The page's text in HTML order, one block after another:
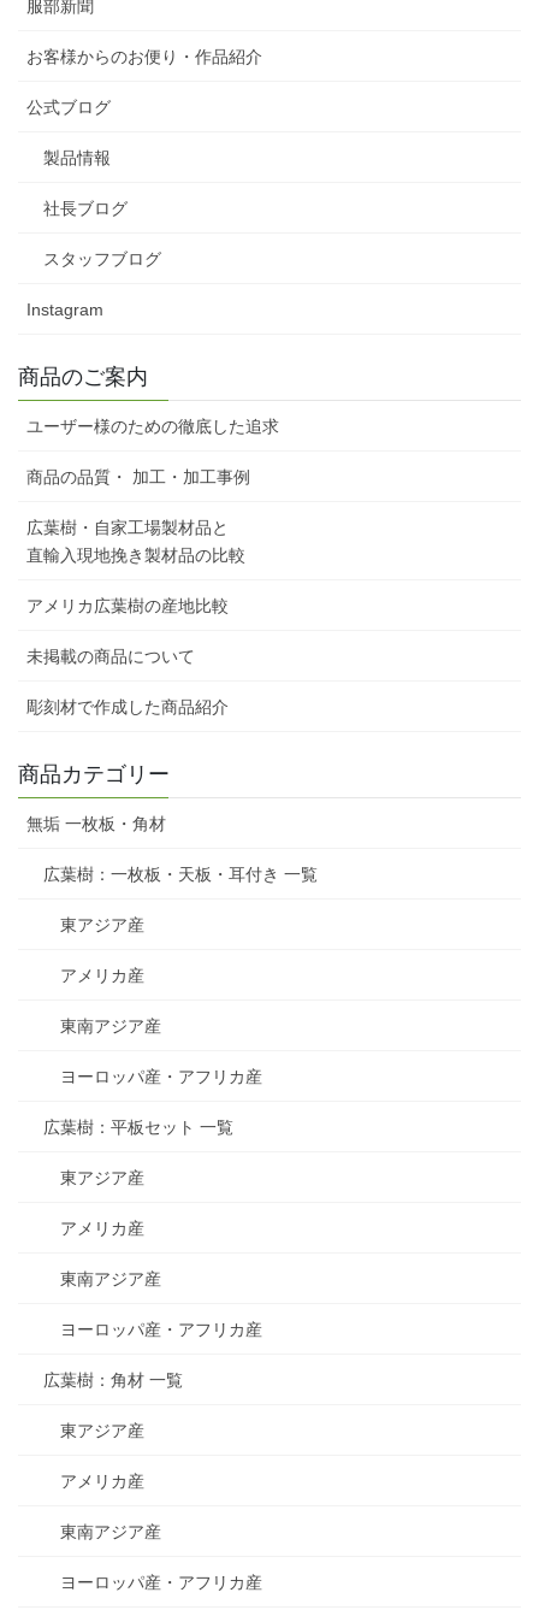
服部新聞
お客様からのお便り・作品紹介
公式ブログ
製品情報
社長ブログ
スタッフブログ
Instagram
商品のご案内
ユーザー様のための徹底した追求
商品の品質・ 加工・加工事例
広葉樹・自家工場製材品と
直輸入現地挽き製材品の比較
アメリカ広葉樹の産地比較
未掲載の商品について
彫刻材で作成した商品紹介
商品カテゴリー
無垢 一枚板・角材
広葉樹：一枚板・天板・耳付き 一覧
東アジア産
アメリカ産
東南アジア産
ヨーロッパ産・アフリカ産
広葉樹：平板セット 一覧
東アジア産
アメリカ産
東南アジア産
ヨーロッパ産・アフリカ産
広葉樹：角材 一覧
東アジア産
アメリカ産
東南アジア産
ヨーロッパ産・アフリカ産